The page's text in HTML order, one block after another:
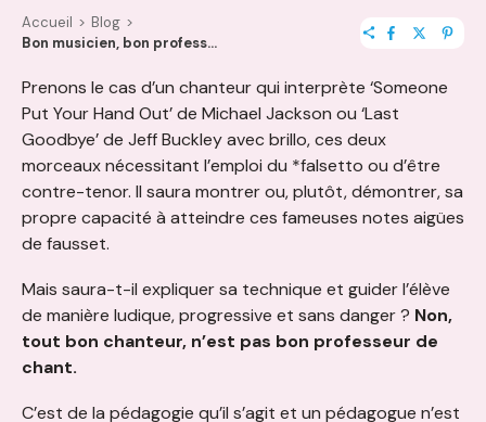
Accueil > Blog >
Bon musicien, bon professeur ?
Prenons le cas d’un chanteur qui interprète ‘Someone
Put Your Hand Out’ de Michael Jackson ou ‘Last
Goodbye’ de Jeff Buckley avec brillo, ces deux
morceaux nécessitant l’emploi du *falsetto ou d’être
contre-tenor. Il saura montrer ou, plutôt, démontrer, sa
propre capacité à atteindre ces fameuses notes aigües
de fausset.
Mais saura-t-il expliquer sa technique et guider l’élève
de manière ludique, progressive et sans danger ? Non,
tout bon chanteur, n’est pas bon professeur de
chant.
C’est de la pédagogie qu’il s’agit et un pédagogue n’est